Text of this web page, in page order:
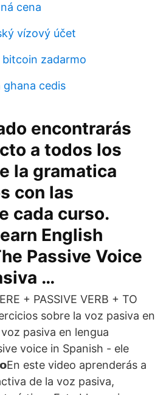
cena
vízový účet
zadarmo
cedis
encontrarás
a todos los
la gramatica
con las
cada curso.
English
Passive Voice
…
+ PASSIVE VERB + TO
sobre la voz pasiva en
pasiva en lengua
voice in Spanish - ele
este video aprenderás a
de la voz pasiva,